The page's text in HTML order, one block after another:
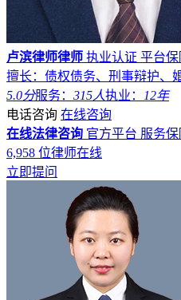
卢滨律师律师 执业认证 平台保
擅长：债权债务、刑事辩护、
5.0分服务： 315人执业：
12年
电话咨询 在线咨询
在线法律咨询 官方平台 服务
6,958 位律师在线
立即提问